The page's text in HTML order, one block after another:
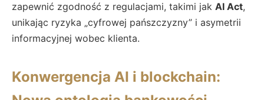
zapewnić zgodność z regulacjami, takimi jak AI Act,
unikając ryzyka „cyfrowej pańszczyzny” i asymetrii
informacyjnej wobec klienta.
Konwergencja AI i blockchain: